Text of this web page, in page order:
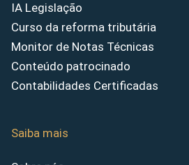
IA Legislação
Curso da reforma tributária
Monitor de Notas Técnicas
Conteúdo patrocinado
Contabilidades Certificadas
Saiba mais